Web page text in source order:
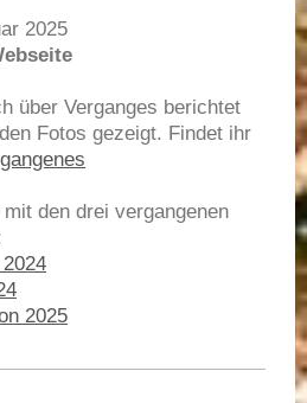
2025
über Verganges berichtet
Fotos gezeigt. Findet ihr
den drei vergangenen
2025